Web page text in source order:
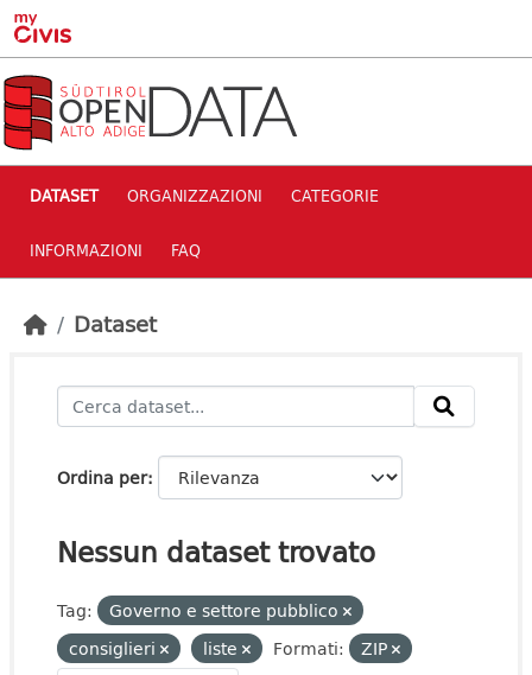
Skip to main content
DATASET ORGANIZZAZIONI CATEGORIE
INFORMAZIONI FAQ
Dataset
Ordina per
Nessun dataset trovato
Tag:
Governo e settore pubblico
consiglieri
liste Formati:
ZIP